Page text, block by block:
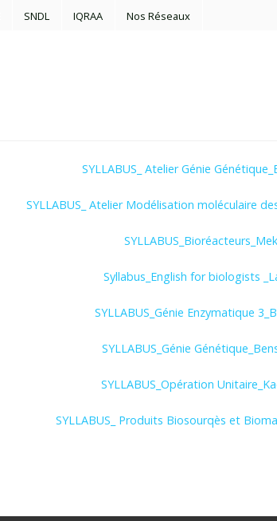
SNDL IQRAA Nos Réseaux
SYLLABUS_ Atelier Génie
SYLLABUS_ Atelier Modélisation moléculaire
Syllabus_English for biologists
SYLLABUS_Génie Enzymatique
SYLLABUS_Génie
SYLLABUS_Opération
SYLLABUS_ Produits Biosourqès et